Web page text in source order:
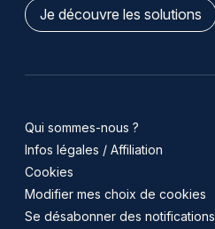
Je découvre les solutions
Qui sommes-nous ?
Infos légales / Affiliation
Cookies
Modifier mes choix de cookies
Se désabonner des notifications